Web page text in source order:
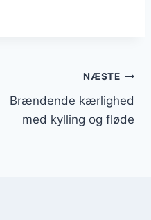
NÆSTE
Brændende kærlighed
med kylling og fløde